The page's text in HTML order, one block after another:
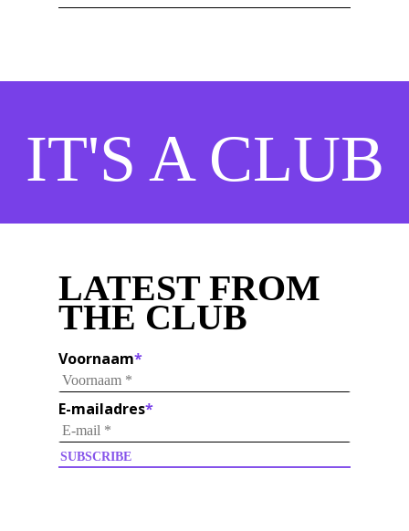
IT'S A CLUB
LATEST FROM
THE CLUB
Voornaam*
E-mailadres*